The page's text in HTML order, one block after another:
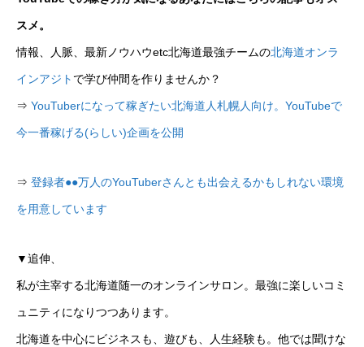
スメ。
情報、人脈、最新ノウハウetc北海道最強チームの北海道オンラ
インアジト で学び仲間を作りませんか？
⇒ YouTuberになって稼ぎたい北海道人札幌人向け。YouTubeで
今一番稼げる(らしい)企画を公開
⇒ 登録者●●万人のYouTuberさんとも出会えるかもしれない環境
を用意しています
▼追伸、
私が主宰する北海道随一のオンラインサロン。最強に楽しいコミ
ュニティになりつつあります。
北海道を中心にビジネスも、遊びも、人生経験も。他では聞けな